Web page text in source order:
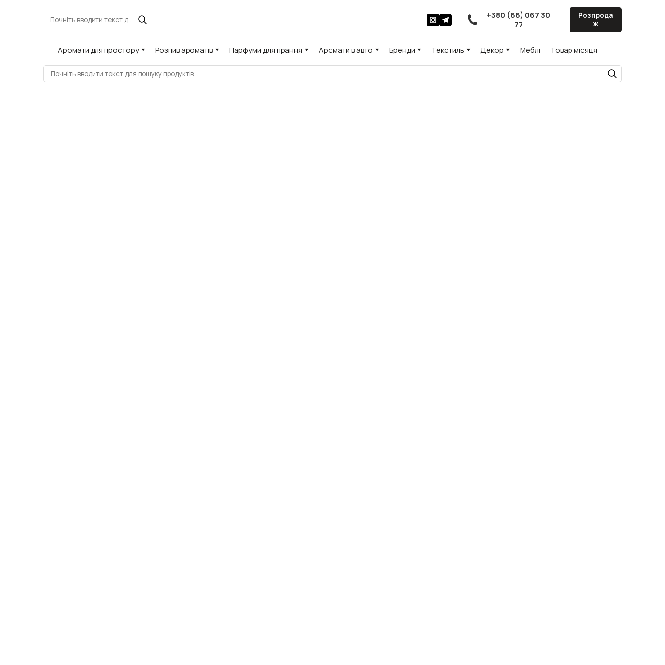
+380 (66) 067 30
77
Розпрода
ж
Аромати для простору Розпив ароматів Парфуми для прання Аромати в авто Бренди Текстиль Декор Меблі Товар місяця